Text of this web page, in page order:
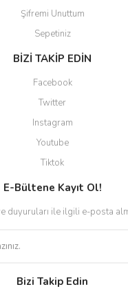
Şifremi Unuttum
Sepetiniz
BİZİ TAKİP EDİN
Facebook
Twitter
Instagram
Youtube
Tiktok
E-Bültene Kayıt Ol!
duyuruları ile ilgili e-posta
Bizi Takip Edin